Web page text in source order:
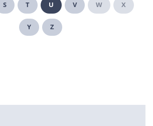
S T U V W X
Y Z